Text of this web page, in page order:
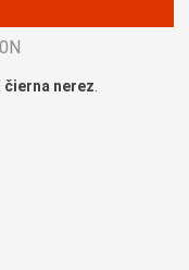
čierna nerez.